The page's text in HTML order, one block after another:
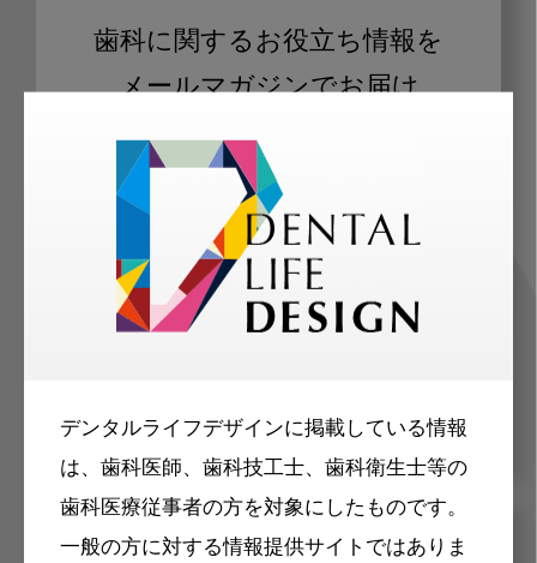
デンタルライフデザインに掲載している情報
は、歯科医師、歯科技工士、歯科衛生士等の
歯科医療従事者の方を対象にしたものです。
一般の方に対する情報提供サイトではありま
歯科に関するお役立ち情報を
メールマガジンでお届け
ご登録いただいた職種（歯科医師、歯
科衛生士、歯科技工士）に合わせた内
容のメールマガジンをお届けします。